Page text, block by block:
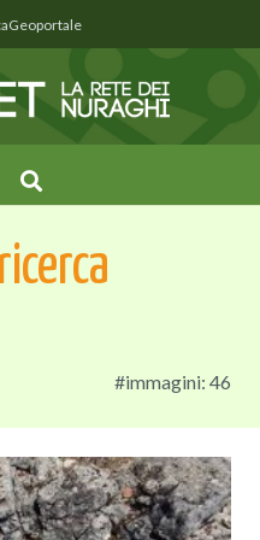
Geoportale
#immagini: 46